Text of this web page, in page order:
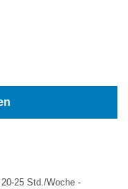
25 Std./Woche -